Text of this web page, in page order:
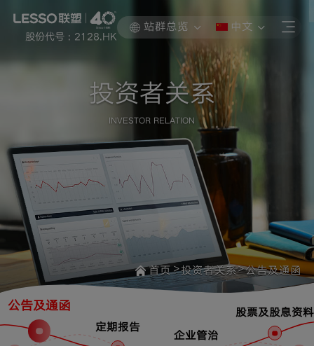
股份代号 : 2128.HK
站群总览 中文
投资者关系
INVESTOR RELATION
首页>投资者关系>公告及通函
公告及通函
定期报告
企业管治
股票及股息资料